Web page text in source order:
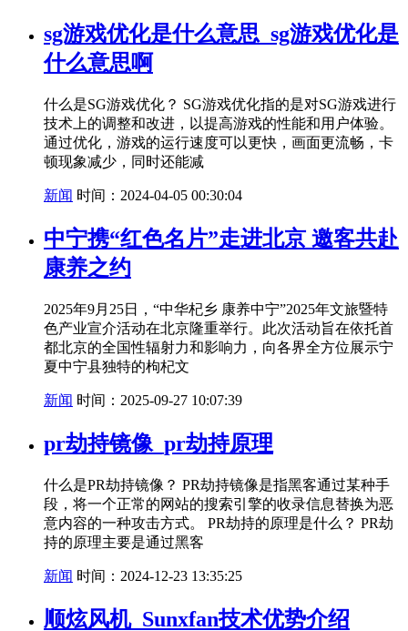
sg游戏优化是什么意思_sg游戏优化是
什么意思啊
什么是SG游戏优化？ SG游戏优化指的是对SG游戏进行
技术上的调整和改进，以提高游戏的性能和用户体验。
通过优化，游戏的运行速度可以更快，画面更流畅，卡
顿现象减少，同时还能减
新闻 时间：2024-04-05 00:30:04
中宁携“红色名片”走进北京 邀客共赴
康养之约
2025年9月25日，“中华杞乡 康养中宁”2025年文旅暨特
色产业宣介活动在北京隆重举行。此次活动旨在依托首
都北京的全国性辐射力和影响力，向各界全方位展示宁
夏中宁县独特的枸杞文
新闻 时间：2025-09-27 10:07:39
pr劫持镜像_pr劫持原理
什么是PR劫持镜像？ PR劫持镜像是指黑客通过某种手
段，将一个正常的网站的搜索引擎的收录信息替换为恶
意内容的一种攻击方式。 PR劫持的原理是什么？ PR劫
持的原理主要是通过黑客
新闻 时间：2024-12-23 13:35:25
顺炫风机_Sunxfan技术优势介绍